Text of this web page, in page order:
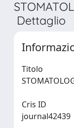
Dettaglio
Titolo
Cris ID